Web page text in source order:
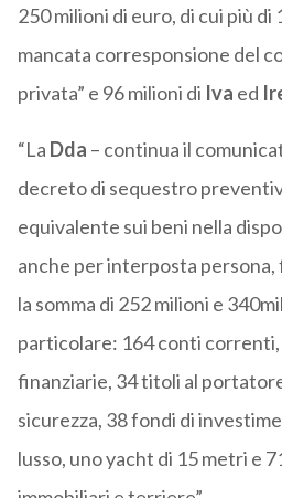
250 milioni di euro, di cui più di
mancata corresponsione del
privata” e 96 milioni di Iva ed
“La Dda – continua il
decreto di sequestro
equivalente sui beni nella
anche per interposta
la somma di 252 milioni e
particolare: 164 conti correnti,
finanziarie, 34 titoli al
sicurezza, 38 fondi di
lusso, uno yacht di 15 metri e